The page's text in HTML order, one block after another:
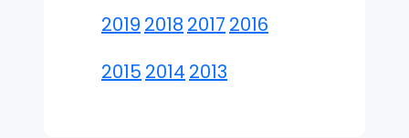
2019 2018 2017 2016
2015 2014 2013